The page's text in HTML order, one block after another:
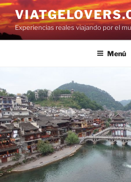
Saltar
al
contenido
Experiencias reales viajando por el
Menú